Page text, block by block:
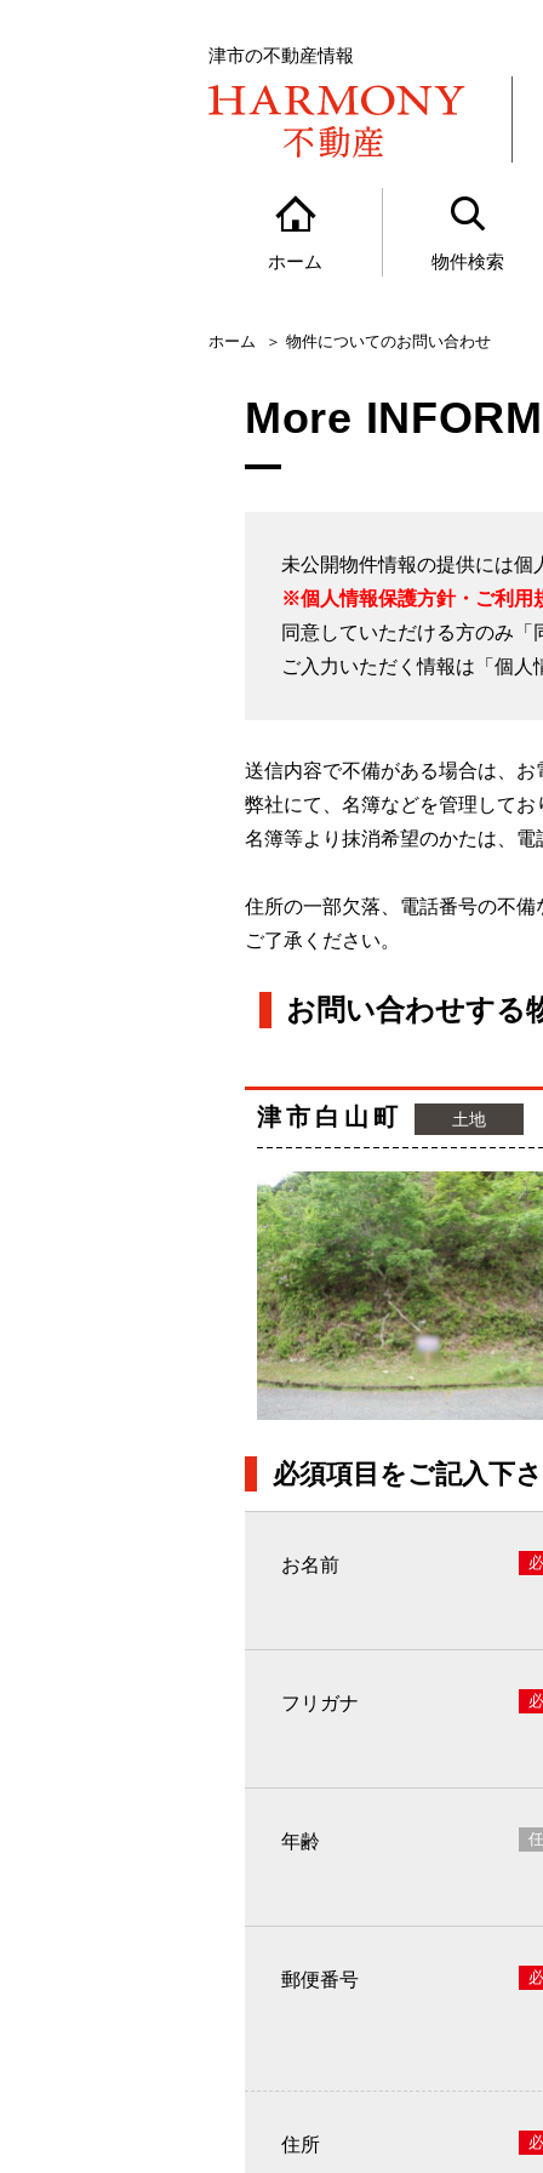
津市の不動産情報
ホーム 物件検索
ホーム 物件についてのお問い合わせ
More
未公開物件情報の提供には
※個人情報保護方針・ご利用
同意していただける方のみ
ご入力いただく情報は「個
送信内容で不備がある場合は、
弊社にて、名簿などを管理して
名簿等より抹消希望のかたは、
住所の一部欠落、電話番号の不
ご了承ください。
お問い合わせする
津市白山町 土地
必須項目をご記入下
お名前
フリガナ
年齢
郵便番号
住所